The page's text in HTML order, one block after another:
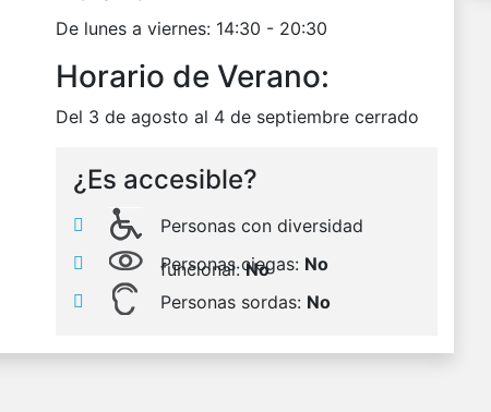
De lunes a viernes: 14:30 - 20:30
Horario de Verano:
Del 3 de agosto al 4 de septiembre cerrado
¿Es accesible?
Personas con diversidad
funcional:No
Personas ciegas: No
Personas sordas: No